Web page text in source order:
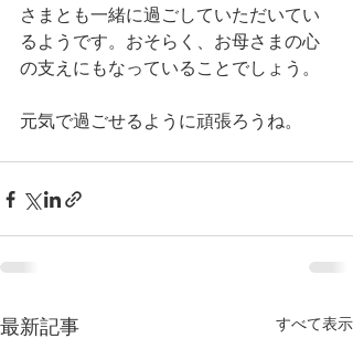
さまとも一緒に過ごしていただいてい
るようです。おそらく、お母さまの心
の支えにもなっていることでしょう。
元気で過ごせるように頑張ろうね。
最新記事 すべて表示